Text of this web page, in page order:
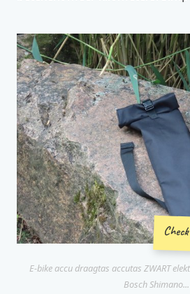
E-bike accu draagtas accutas ZWART
Bosch Shimano...